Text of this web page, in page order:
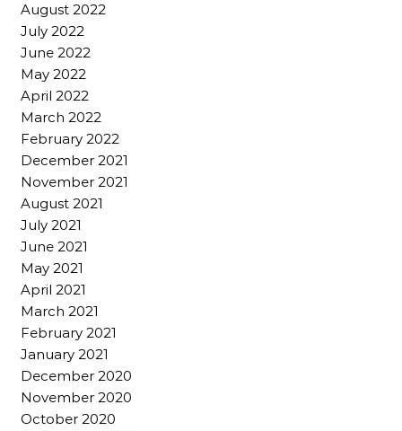
August 2022
July 2022
June 2022
May 2022
April 2022
March 2022
February 2022
December 2021
November 2021
August 2021
July 2021
June 2021
May 2021
April 2021
March 2021
February 2021
January 2021
December 2020
November 2020
October 2020